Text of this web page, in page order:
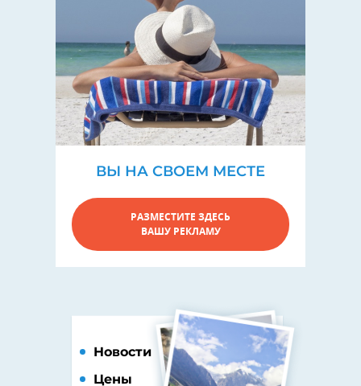
ВЫ НА СВОЕМ МЕСТЕ
РАЗМЕСТИТЕ ЗДЕСЬ
ВАШУ РЕКЛАМУ
Новости
Цены